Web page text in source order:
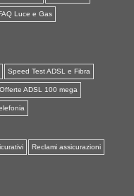
Luce e Gas
Speed Test ADSL e Fibra
Offerte ADSL 100 mega
Reclami assicurazioni